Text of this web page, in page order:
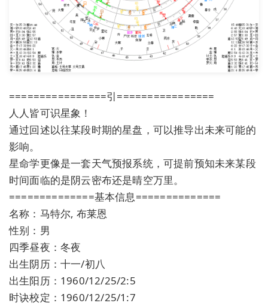
================引================
人人皆可识星象！
通过回述以往某段时期的星盘，可以推导出未来可能的
影响。
星命学更像是一套天气预报系统，可提前预知未来某段
时间面临的是阴云密布还是晴空万里。
==============基本信息==============
名称：马特尔, 布莱恩
性别：男
四季昼夜：冬夜
出生阴历：十一/初八
出生阳历：1960/12/25/2:5
时诀校定：1960/12/25/1:7